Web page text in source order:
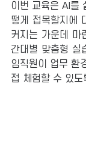
이번 교육은 AI를
떻게 접목할지에
커지는 가운데 마
간대별 맞춤형 실
임직원이 업무 환
접 체험할 수 있도